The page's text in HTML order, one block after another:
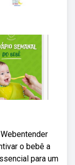
o bebê a
para um